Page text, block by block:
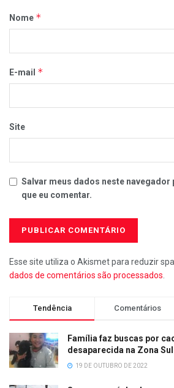
Nome *
E-mail *
Site
Salvar meus dados neste navegador
que eu comentar.
Esse site utiliza o Akismet para reduzir
dados de comentários são processados
Tendência Comentários
Família faz buscas por
desaparecida na Zona Sul
19 DE OUTUBRO DE 2022